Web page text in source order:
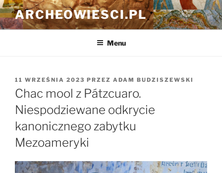
Przejdź
do
treści
ARCHEOWIESCI.PL
Menu
OPUBLIKOWANE
W
11 WRZEŚNIA 2023 PRZEZ ADAM BUDZISZEWSKI
Chac mool z Pátzcuaro.
Niespodziewane odkrycie
kanonicznego zabytku
Mezoameryki